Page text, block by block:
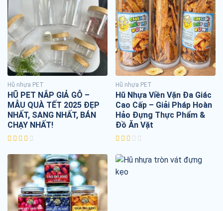
Hũ nhựa PET
HŨ PET NẮP GIẢ GỖ –
MẪU QUÀ TẾT 2025 ĐẸP
NHẤT, SANG NHẤT, BÁN
CHẠY NHẤT!
Hũ nhựa PET
Hũ Nhựa Viền Vặn Đa Giác
Cao Cấp – Giải Pháp Hoàn
Hảo Đựng Thực Phẩm &
Đồ Ăn Vặt